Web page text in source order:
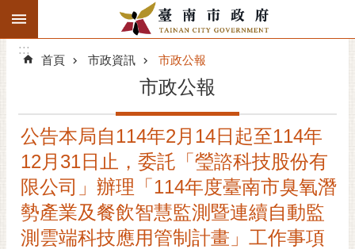
跳到主要內容區塊
搜
階
精彩府城
市府動態
市府團隊
:::
:::
首頁 市政資訊 市政公報
市政公報
公告本局自114年2月14日起至114年
12月31日止，委託「瑩諮科技股份有
限公司」辦理「114年度臺南市臭氧潛
勢產業及餐飲智慧監測暨連續自動監
測雲端科技應用管制計畫」工作事項